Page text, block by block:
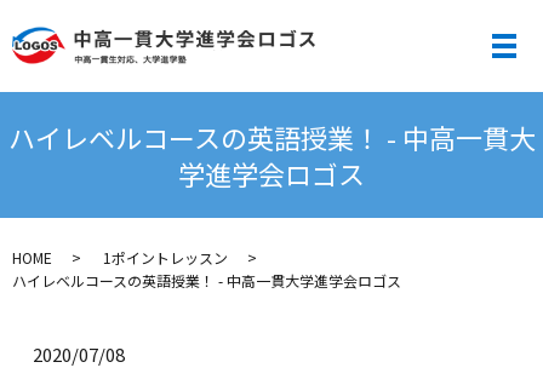
メ
ハイレベルコースの英語授業！ - 中高一貫大
学進学会ロゴス
HOME
1ポイントレッスン
ハイレベルコースの英語授業！ - 中高一貫大学進学会ロゴス
2020/07/08